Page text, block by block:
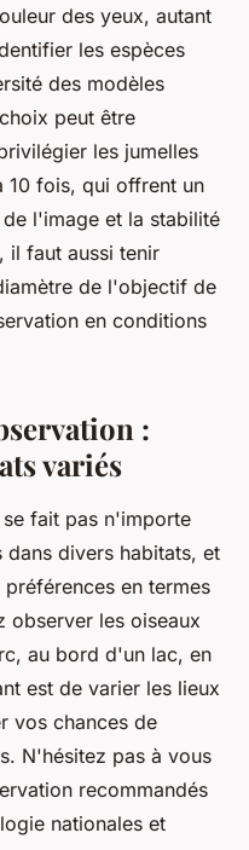
des yeux, autant
les espèces
des modèles
peut être
les jumelles
10 fois, qui offrent un
l'image et la stabilité
il faut aussi tenir
de l'objectif de
en conditions
:
variés
fait pas n'importe
dans divers habitats, et
en termes
observer les oiseaux
au bord d'un lac, en
est de varier les lieux
vos chances de
N'hésitez pas à vous
recommandés
nationales et